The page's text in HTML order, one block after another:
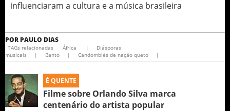
influenciaram a cultura e a música brasileira
POR PAULO DIAS
TAGs relacionadas África |
Diásporas
musicais
| Banto | Candomblés de nação queto |
É QUENTE
Filme sobre Orlando Silva marca
centenário do artista popular